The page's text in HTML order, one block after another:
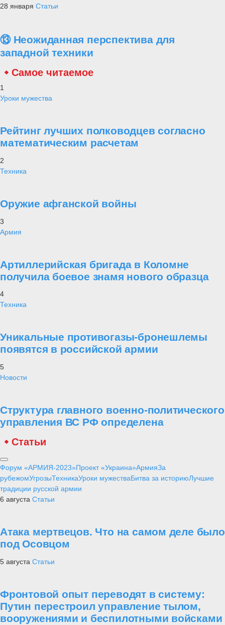
28 января Статьи
⑬ Неожиданная перспектива для
западной техники
Самое читаемое
1
Уроки мужества
Рейтинг лучших полководцев согласно
математическим расчетам
2
Техника
Оружие афганской войны
3
Армия
Артиллерийская бригада в Коломне
получила боевое знамя нового образца
4
Техника
Уникальные противогазы-бронешлемы
появятся в российской армии
5
Новости
Структура главного военно-политического
управления ВС РФ определена
Статьи
Форум «АРМИЯ-2023»Проект «Украина»АрмияЗа
рубежомУгрозыТехникаУроки мужестваБитва за историюЛучшие
традиции русской армии
6 августа Статьи
Атака мертвецов. Что на самом деле было
под Осовцом
5 августа Статьи
Фронтовой опыт переводят в систему:
Путин перестроил управление тылом,
вооружениями и беспилотными войсками